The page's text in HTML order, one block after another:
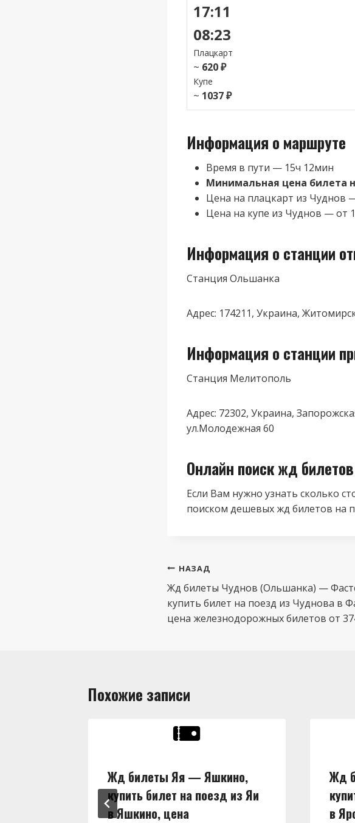
17:11
08:23
Плацкарт
~ 620 ₽
Купе
~ 1037 ₽
Информация о маршруте
Время в пути — 15ч 12мин
Минимальная цена билета
Цена на плацкарт из Чуднов
Цена на купе из Чуднов — от
Информация о станции
Станция Ольшанка
Адрес: 174211, Украина,
Информация о станции
Станция Мелитополь
Адрес: 72302, Украина,
ул.Молодежная 60
Онлайн поиск жд билетов
Если Вам нужно узнать сколько
поиском дешевых жд билетов на
Навигация
по
записям
НАЗАД
Жд билеты Чуднов (Ольшанка) —
купить билет на поезд из Чуднова в
цена железнодорожных билетов от
Похожие записи
Жд билеты Яя — Яшкино,
купить билет на поезд из Яи
в Яшкино, цена
Жд
в